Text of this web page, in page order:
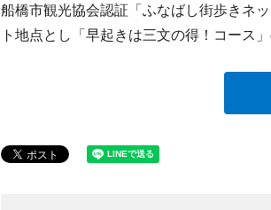
船橋市観光協会認証「ふなばし街歩きネ
ト地点とし「早起きは三文の得！コース